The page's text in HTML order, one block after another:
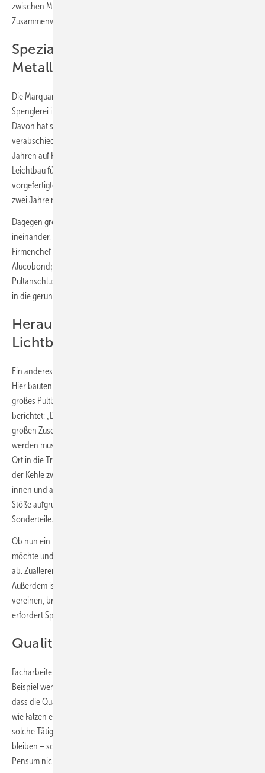
zwischen Mannheim, Heidelberg und Karlsruhe.“ Das
Zusammenwachsen der Gewerke verläuft also nicht überall gleich.
Spezialisierung auf Flach- und
Metalldächer
Die Marquardt GmbH hat bereits seit Anfang der 90er-Jahre die
Spenglerei im Leistungsspektrum. 2007 kam noch die Zimmerei dazu.
Davon hat sich der Betrieb allerdings inzwischen wieder
verabschiedet, denn, so Marquardt: „Wir haben uns in den letzten
Jahren auf Flach- und Metalldächer spezialisiert, vor allem auf
Leichtbau für die Industrie. Dabei verwenden wir sehr oft
vorgefertigte Kalzip-Profile. Zimmererarbeiten fallen im Schnitt alle
zwei Jahre mal an – zu selten, um eigene Zimmerer zu beschäftigen.“
Dagegen greifen die Gewerke Dachdecker und Spengler viel öfter
ineinander. Zum Beispiel bei Arbeiten am Rathaus in Waghäusel. Der
Firmenchef erzählt: „Dort mussten wir Dachfenster und Giebel mit
Alucobondplatten an die Lüftungsrohre anschließen. Der
Pultanschluss wurde auch an den Kopfenden sauber ausgeführt und
in die gerundeten Ortgangprofile eingebunden.“
Herausfordernder Einbau von
Lichtbändern
Ein anderes Beispiel ist die Tullahalle, eine Sporthalle in Oberhausen.
Hier bauten die Dachprofis Velux-Lichtbänder ein, die sie über ein
großes Pultblech am Kalzip-Dach anschließen mussten. Marquardt
berichtet: „Die besondere Herausforderung war, dass dieses trotz des
großen Zuschnitts keine Wellen schlägt und auch indirekt befestigt
werden musste. Dazu kamen noch die Mauerabdeckungen, die vom
Ort in die Traufe als Sonderelemente entwickelt wurden. Im Bereich
der Kehle zwischen den Sheds hatten die Abdeckungen Gefälle nach
innen und auch noch eine innen liegende Kehle sowie überdeckende
Stöße aufgrund der großen Neigung. Alles waren geschweißte
Sonderteile.“
Ob nun ein Betrieb alle drei Dachgewerke aus einer Hand anbieten
möchte und kann, hängt für Marquardt von verschiedenen Faktoren
ab. Zuallererst kommt es auf den Leistungsbereich des Betriebs an.
Außerdem ist Marquardt der Meinung: „Um alle drei Gewerke zu
vereinen, braucht es eine bestimmte Betriebsgröße. Denn das
erfordert Spezialisten in jedem Gewerk.“
Qualität erfordert Routine
Facharbeiten sollten nicht mal so nebenher gemacht werden, zum
Beispiel wenn ein Zimmerer auch mal falzt. Dann ist die Gefahr groß,
dass die Qualität leidet, denn schließlich genügt es nicht, Fertigkeiten
wie Falzen einmal gelernt zu haben. Der betreffende Mitarbeiter muss
solche Tätigkeiten auch regelmäßig ausführen, um darin in Übung zu
bleiben – schon allein deshalb, weil er sonst zu langsam ist und das
Pensum nicht in der erforderlichen Zeit schafft.